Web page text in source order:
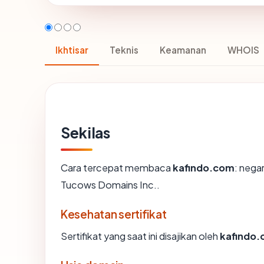
Ikhtisar Teknis Keamanan WHOIS
Sekilas
Cara tercepat membaca kafindo.com:
Tucows Domains Inc..
Kesehatan sertifikat
Sertifikat yang saat ini disajikan oleh